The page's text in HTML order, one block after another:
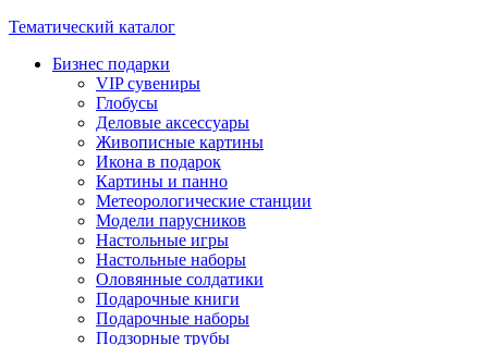
Тематический каталог
Бизнес подарки
VIP сувениры
Глобусы
Деловые аксессуары
Живописные картины
Икона в подарок
Картины и панно
Метеорологические станции
Модели парусников
Настольные игры
Настольные наборы
Оловянные солдатики
Подарочные книги
Подарочные наборы
Подзорные трубы